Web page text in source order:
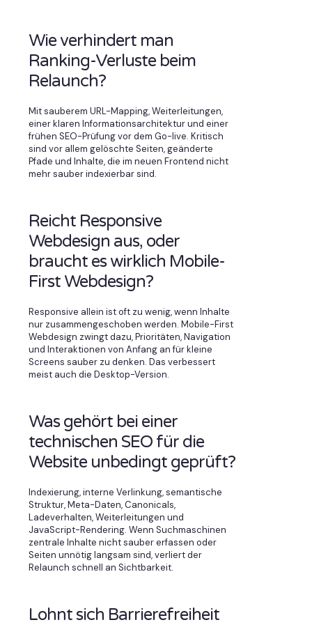
Wie verhindert man
Ranking-Verluste beim
Relaunch?
Mit sauberem URL-Mapping, Weiterleitungen,
einer klaren Informationsarchitektur und einer
frühen SEO-Prüfung vor dem Go-live. Kritisch
sind vor allem gelöschte Seiten, geänderte
Pfade und Inhalte, die im neuen Frontend nicht
mehr sauber indexierbar sind.
Reicht Responsive
Webdesign aus, oder
braucht es wirklich Mobile-
First Webdesign?
Responsive allein ist oft zu wenig, wenn Inhalte
nur zusammengeschoben werden. Mobile-First
Webdesign zwingt dazu, Prioritäten, Navigation
und Interaktionen von Anfang an für kleine
Screens sauber zu denken. Das verbessert
meist auch die Desktop-Version.
Was gehört bei einer
technischen SEO für die
Website unbedingt geprüft?
Indexierung, interne Verlinkung, semantische
Struktur, Meta-Daten, Canonicals,
Ladeverhalten, Weiterleitungen und
JavaScript-Rendering. Wenn Suchmaschinen
zentrale Inhalte nicht sauber erfassen oder
Seiten unnötig langsam sind, verliert der
Relaunch schnell an Sichtbarkeit.
Lohnt sich Barrierefreiheit